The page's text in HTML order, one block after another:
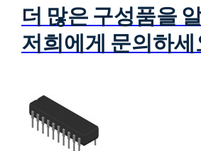
더 많은 구성품을
저희에게 문의하세